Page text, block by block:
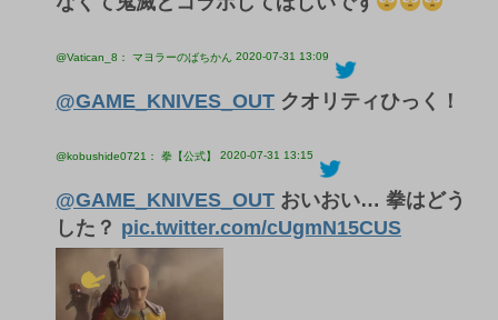
@Vatican_8： マヨラーのばちかん 2020-07-31 13:09
@GAME_KNIVES_OUT クオリティひっく！
@kobushide0721： 拳【公式】 2020-07-31 13:15
@GAME_KNIVES_OUT おいおい… 拳はどう
した？ pic.twitter.com/cUgmN15CUS